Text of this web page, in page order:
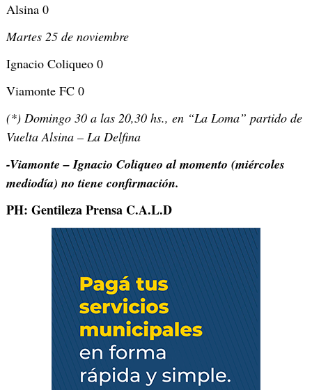
Alsina 0
Martes 25 de noviembre
Ignacio Coliqueo 0
Viamonte FC 0
(*) Domingo 30 a las 20,30 hs., en “La Loma” partido de
Vuelta Alsina – La Delfina
-Viamonte – Ignacio Coliqueo al momento (miércoles
mediodía) no tiene confirmación.
PH: Gentileza Prensa C.A.L.D